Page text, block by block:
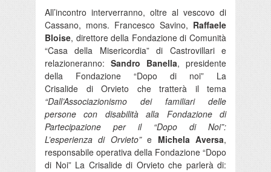
All’incontro interverranno, oltre al vescovo di
Cassano, mons. Francesco Savino, Raffaele
Bloise, direttore della Fondazione di Comunità
“Casa della Misericordia” di Castrovillari e
relazioneranno: Sandro Banella, presidente
della Fondazione “Dopo di noi” La
Crisalide di Orvieto che tratterà il tema
“Dall’Associazionismo dei familiari delle
persone con disabilità alla Fondazione di
Partecipazione per il “Dopo di Noi”:
L’esperienza di Orvieto”e Michela Aversa,
responsabile operativa della Fondazione “Dopo
di Noi” La Crisalide di Orvieto che parlerà di: